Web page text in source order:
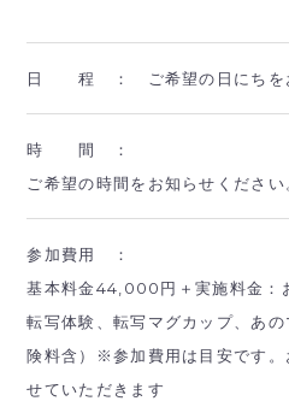
日 程 ： ご希望の日にちを
時 間 ：
ご希望の時間をお知らせくださ
参加費用 ：
基本料金44,000円＋実施料金：
転写体験、転写マグカップ、あ
険料含）※参加費用は目安です。
せていただきます